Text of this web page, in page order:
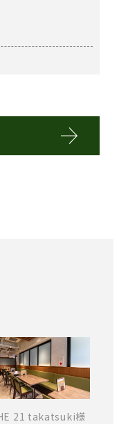
21 takatsuki様